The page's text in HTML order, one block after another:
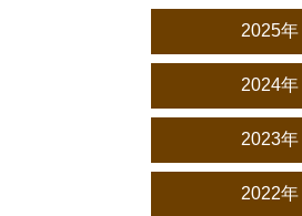
2025年
2024年
2023年
2022年